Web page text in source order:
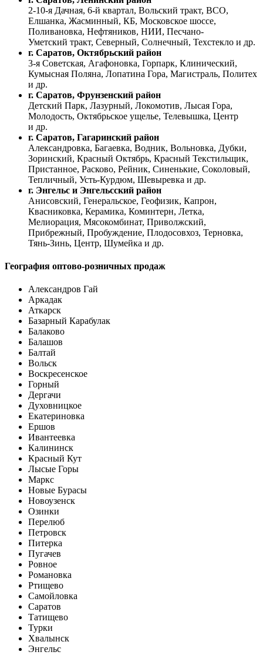
2-10-я Дачная, 6-й квартал, Вольский тракт, ВСО,
Елшанка, Жасминный, КБ, Московское шоссе,
Поливановка, Нефтяников, НИИ, Песчано-
Уметский тракт, Северный, Солнечный, Техстекло и др.
г. Саратов, Октябрьский район
3-я Советская, Агафоновка, Горпарк, Клинический,
Кумысная Поляна, Лопатина Гора, Магистраль, Политех
и др.
г. Саратов, Фрунзенский район
Детский Парк, Лазурный, Локомотив, Лысая Гора,
Молодость, Октябрьское ущелье, Телевышка, Центр
и др.
г. Саратов, Гагаринский район
Александровка, Багаевка, Водник, Вольновка, Дубки,
Зоринский, Красный Октябрь, Красный Текстильщик,
Пристанное, Расково, Рейник, Синенькие, Соколовый,
Тепличный, Усть-Курдюм, Шевыревка и др.
г. Энгельс и Энгельсский район
Анисовский, Генеральское, Геофизик, Капрон,
Квасниковка, Керамика, Коминтерн, Летка,
Мелиорация, Мясокомбинат, Приволжский,
Прибрежный, Пробуждение, Плодосовхоз, Терновка,
Тянь-Зинь, Центр, Шумейка и др.
География оптово-розничных продаж
Александров Гай
Аркадак
Аткарск
Базарный Карабулак
Балаково
Балашов
Балтай
Вольск
Воскресенское
Горный
Дергачи
Духовницкое
Екатериновка
Ершов
Ивантеевка
Калининск
Красный Кут
Лысые Горы
Маркс
Новые Бурасы
Новоузенск
Озинки
Перелюб
Петровск
Питерка
Пугачев
Ровное
Романовка
Ртищево
Самойловка
Саратов
Татищево
Турки
Хвалынск
Энгельс